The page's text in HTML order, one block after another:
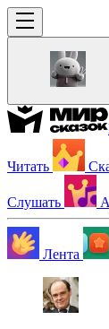
Читать
Слушать
Лента